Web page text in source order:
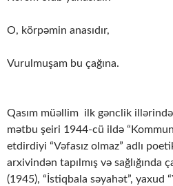
O, körpəmin anasıdır,
Vurulmuşam bu çağına.
Qasım müəllim ilk gənclik
mətbu şeiri 1944-cü ildə
etdirdiyi “Vəfasız olmaz” adlı
arxivindən tapılmış və sağlığında
(1945), “İstiqbala səyahət”, yaxud